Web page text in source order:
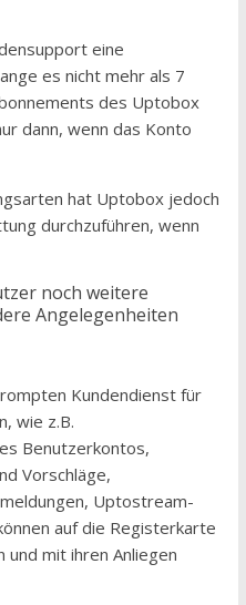
eine
es nicht mehr als 7
des Uptobox
dann, wenn das Konto
hat Uptobox jedoch
durchzuführen, wenn
noch weitere
Angelegenheiten
Kundendienst für
wie z.B.
Benutzerkontos,
Vorschläge,
Uptostream-
auf die Registerkarte
und mit ihren Anliegen